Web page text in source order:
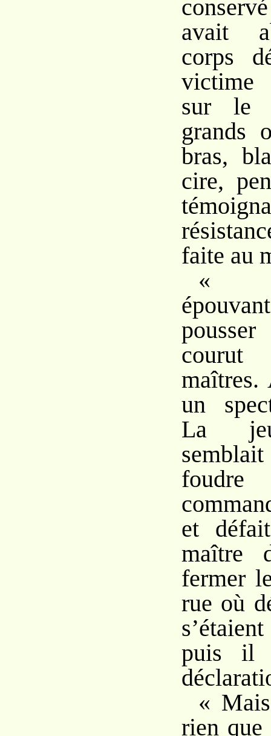
avait
corps
victime
sur le
grands
bras,
cire,
faite au
«
courut
un
La
et
fermer
rue où
puis il
«
rien que